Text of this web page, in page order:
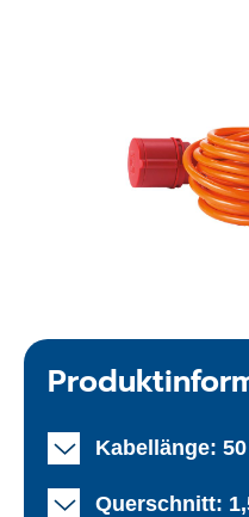
Kabellänge:
Querschnitt: